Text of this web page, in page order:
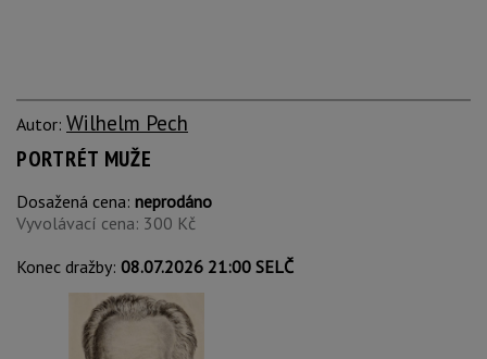
Autor: Wilhelm Pech
PORTRÉT MUŽE
Dosažená cena: neprodáno
Vyvolávací cena: 300 Kč
Konec dražby: 08.07.2026 21:00 SELČ